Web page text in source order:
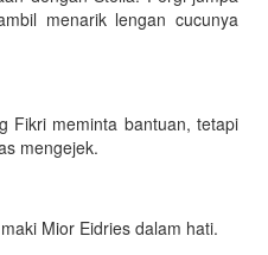
menarik lengan cucunya
Fikri meminta bantuan, tetapi
mengejek.
Mior Eidries dalam hati.